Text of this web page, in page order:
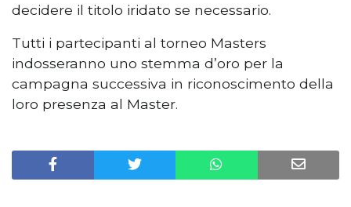
decidere il titolo iridato se necessario.
Tutti i partecipanti al torneo Masters
indosseranno uno stemma d’oro per la
campagna successiva in riconoscimento della
loro presenza al Master.